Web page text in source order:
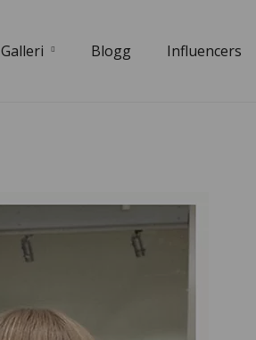
Galleri Blogg Influencers